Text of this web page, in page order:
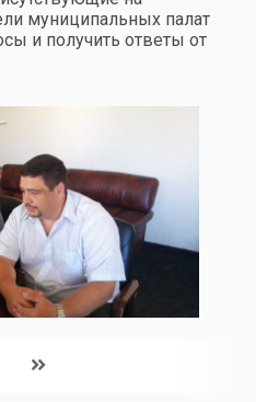
муниципальных палат
и получить ответы от